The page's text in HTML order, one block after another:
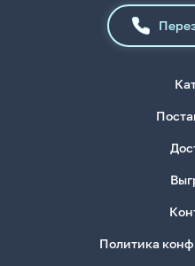
Политика